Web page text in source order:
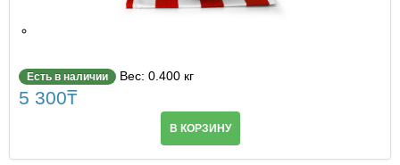
Есть в наличии Вес: 0.400 кг
5 300₸
В КОРЗИНУ